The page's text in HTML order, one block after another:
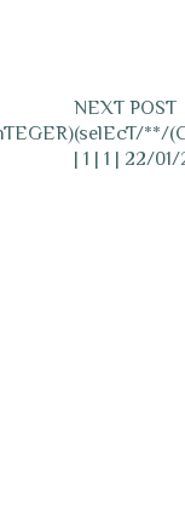
NEXT POST
(selEcT/**/
| 1 | 1 | 22/